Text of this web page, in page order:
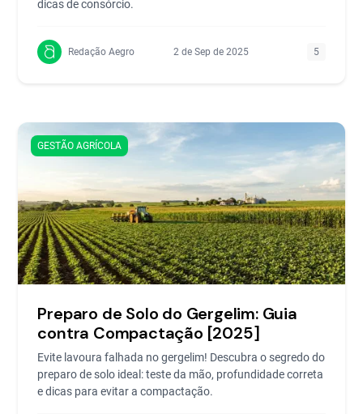
dicas de consórcio.
Redação Aegro 2 de Sep de 2025 5
GESTÃO AGRÍCOLA
Preparo de Solo do Gergelim: Guia
contra Compactação [2025]
Evite lavoura falhada no gergelim! Descubra o segredo do
preparo de solo ideal: teste da mão, profundidade correta
e dicas para evitar a compactação.